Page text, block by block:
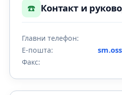
☎️ Контакт и
Главни телефон:
Е-пошта:
Факс: